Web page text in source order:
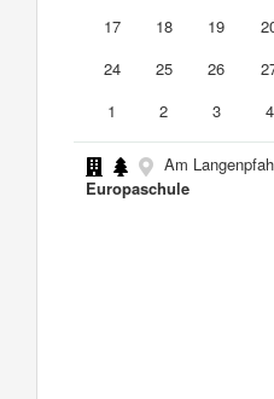
17
18 19
24
25 26
1
2 3 4
Am
Europaschule